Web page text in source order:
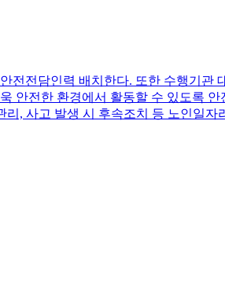
전전담인력 배치한다. 또한 수행기관
안전한 환경에서 활동할 수 있도록
, 사고 발생 시 후속조치 등 노인일